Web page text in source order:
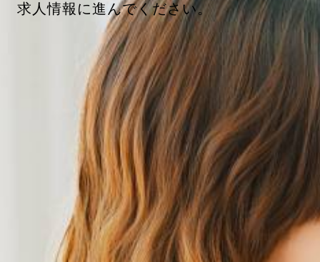
求人情報に進んでください。